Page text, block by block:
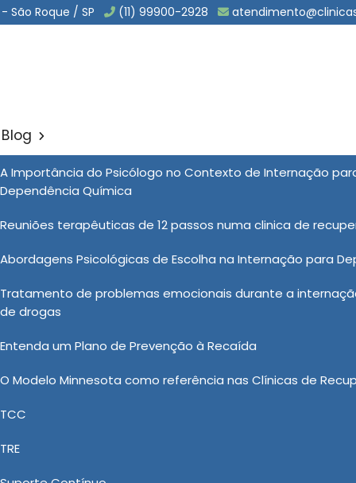
São Roque / SP (11) 99900-2928
Blog
A Importância do Psicólogo no Contexto de Internação
Dependência Química
Reuniões terapêuticas de 12 passos numa clinica de
Abordagens Psicológicas de Escolha na Internação para
Tratamento de problemas emocionais durante a
de drogas
Entenda um Plano de Prevenção à Recaída
O Modelo Minnesota como referência nas Clínicas de
TCC
TRE
Pelo Convenio Bradesco
tratamento humanizado e atendimento
ao Instituto Noah, uma clínica especializada em
dependentes químicos. Quer conhecer mais sobre
clinica de reabilitação pelo